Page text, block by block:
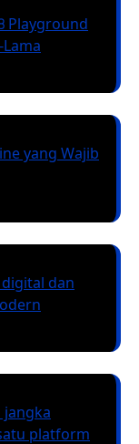
Playground
yang Wajib
dan
platform